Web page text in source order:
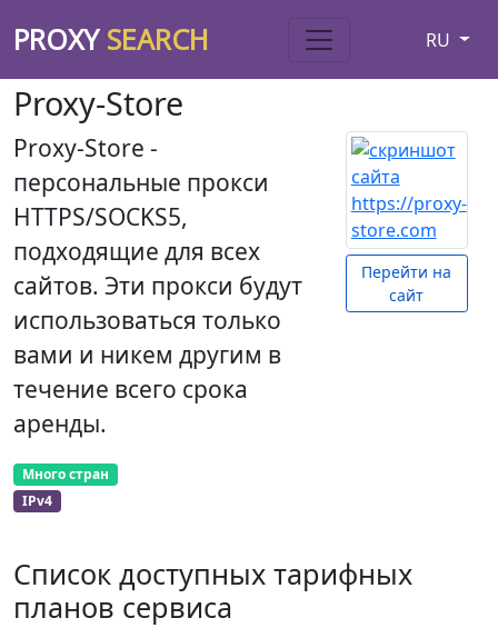
PROXYSEARCH RU
Proxy-Store
Proxy-Store -
персональные прокси
HTTPS/SOCKS5,
подходящие для всех
сайтов. Эти прокси будут
использоваться только
вами и никем другим в
течение всего срока
аренды.
Много стран
IPv4
Перейти на
сайт
Список доступных тарифных
планов сервиса